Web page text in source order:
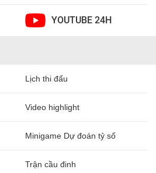
YOUTUBE 24H
Lịch thi đấu
Video highlight
Minigame Dự đoán tỷ số
Trận cầu đinh